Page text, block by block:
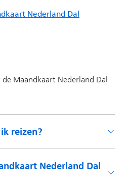
reizen?
Nederland Dal